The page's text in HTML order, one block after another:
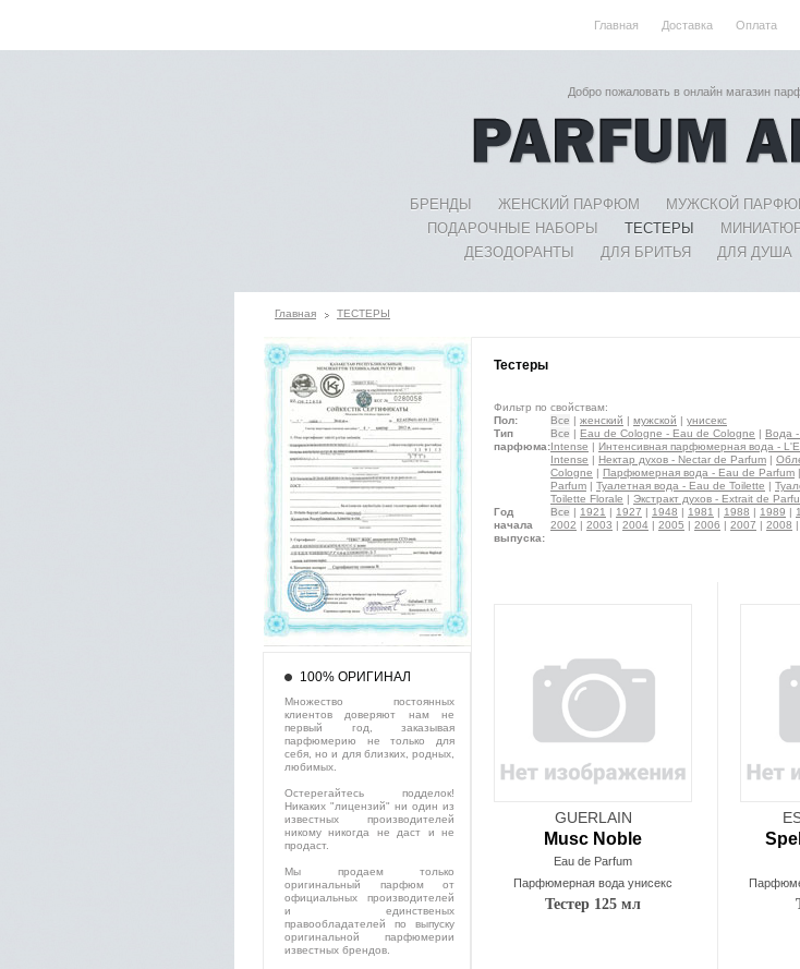
Главная Доставка Оплата
Добро пожаловать в онлайн магазин
БРЕНДЫ ЖЕНСКИЙ ПАРФЮМ МУЖСКОЙ
ПОДАРОЧНЫЕ НАБОРЫ
ТЕСТЕРЫ
ДЕЗОДОРАНТЫ
ДЛЯ БРИТЬЯ ДЛЯ ДУША
Главная ТЕСТЕРЫ
Тестеры
Фильтр по свойствам:
Пол:
Все | женский | мужской | унисекс
Тип
парфюма:
Все | Eau de Cologne - Eau de Cologne | Вода
Intense | Интенсивная парфюмерная вода -
Intense | Нектар духов - Nectar de Parfum |
Cologne | Парфюмерная вода - Eau de Parfum |
Parfum | Туалетная вода - Eau de Toilette |
Toilette Florale | Экстракт духов - Extrait de
Год
начала
выпуска:
Все | 1921 | 1927 | 1948 | 1981 | 1988 | 1989 |
2002 | 2003 | 2004 | 2005 | 2006 | 2007 | 2008 |
GUERLAIN
Musc Noble
Eau de Parfum
Парфюмерная вода унисекс
Тестер 125 мл
100% ОРИГИНАЛ
Множество постоянных
клиентов доверяют нам не
первый год, заказывая
парфюмерию не только для
себя, но и для близких, родных,
любимых.
Остерегайтесь подделок!
Никаких "лицензий" ни один из
известных производителей
никому никогда не даст и не
продаст.
Мы продаем только
оригинальный парфюм от
официальных производителей
и единственых
правообладателей по выпуску
оригинальной парфюмерии
известных брендов.